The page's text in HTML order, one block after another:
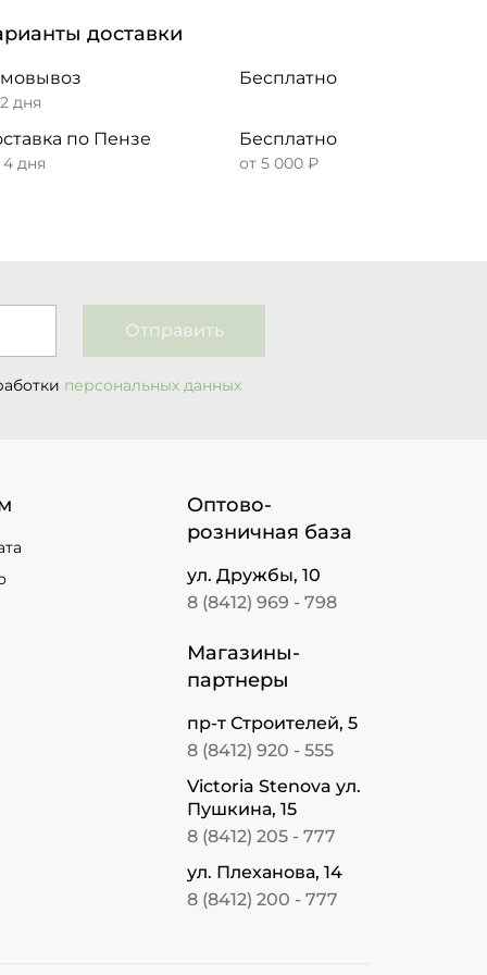
доставки
дня
Бесплатно
по Пензе
4 дня
Бесплатно
от 5 000 ₽
Отправить
персональных данных
Оптово-
розничная база
ул. Дружбы, 10
8 (8412) 969 - 798
Магазины-
партнеры
пр-т Строителей, 5
8 (8412) 920 - 555
Victoria Stenova ул.
Пушкина, 15
8 (8412) 205 - 777
ул. Плеханова, 14
8 (8412) 200 - 777